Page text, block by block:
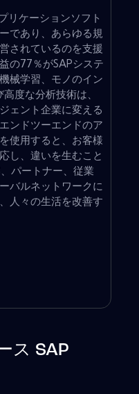
リケーションソフト
であり、あらゆる規
されているのを支援
の77％がSAPシステ
械学習、モノのイン
度な分析技術は、
ェント企業に変える
ンドツーエンドのア
使用すると、お客様
し、違いを生むこと
パートナー、従業
バルネットワークに
人々の生活を改善す
ス SAP